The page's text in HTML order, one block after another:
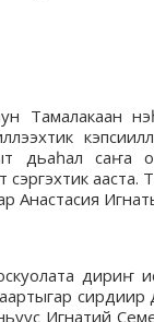
Тамалакаан
дьаһал саҥа
сэргэхтик
Анастасия
дириҥ
сирдиир
Игнатий